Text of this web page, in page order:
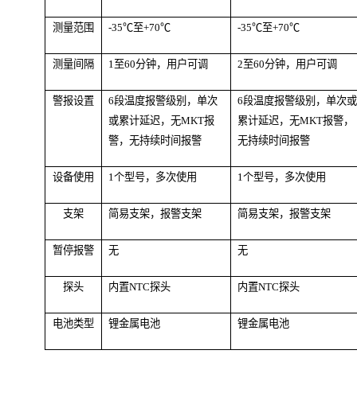
测量范围 -35℃至+70℃ -35℃至+70℃
测量间隔 1至60分钟，用户可调 2至60分钟，用户可调
警报设置
6段温度报警级别，单次
或累计延迟，无MKT报
警，无持续时间报警
6段温度报警级别，单次或
累计延迟，无MKT报警，
无持续时间报警
设备使用 1个型号，多次使用 1个型号，多次使用
支架 简易支架， 报警支架 简易支架，报警支架
暂停报警 无 无
探头 内置NTC探头 内置NTC探头
电池类型 锂金属电池 锂金属电池